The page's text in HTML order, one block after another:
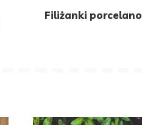
Filiżanki